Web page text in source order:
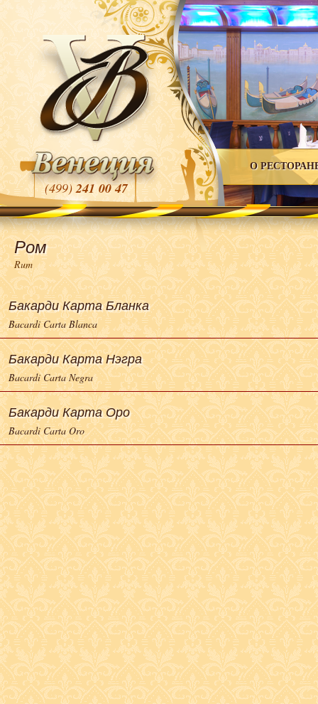
(499)241 00 47
О
Ром
Rum
Бакарди Карта Бланка
Bacardi Carta Blanca
Бакарди Карта Нэгра
Bacardi Carta Negra
Бакарди Карта Оро
Bacardi Carta Oro